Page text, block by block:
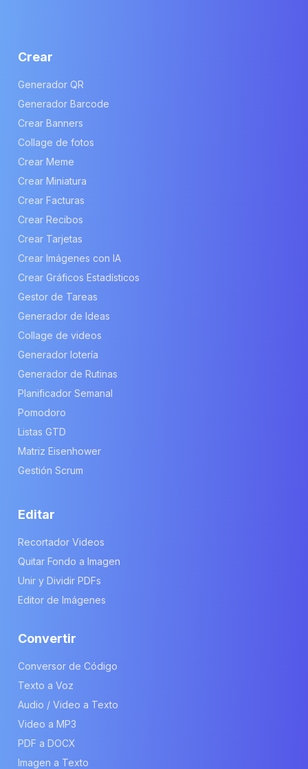
Crear
Generador QR
Generador Barcode
Crear Banners
Collage de fotos
Crear Meme
Crear Miniatura
Crear Facturas
Crear Recibos
Crear Tarjetas
Crear Imágenes con IA
Crear Gráficos Estadísticos
Gestor de Tareas
Generador de Ideas
Collage de videos
Generador lotería
Generador de Rutinas
Planificador Semanal
Pomodoro
Listas GTD
Matriz Eisenhower
Gestión Scrum
Editar
Recortador Videos
Quitar Fondo a Imagen
Unir y Dividir PDFs
Editor de Imágenes
Convertir
Conversor de Código
Texto a Voz
Audio / Video a Texto
Video a MP3
PDF a DOCX
Imagen a Texto